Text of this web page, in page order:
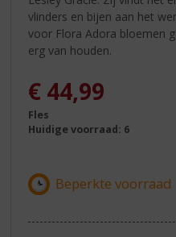
vlinders en bijen aan het
voor Flora Adora bloemen
erg van houden.
€ 44,99
Fles
Huidige voorraad: 6